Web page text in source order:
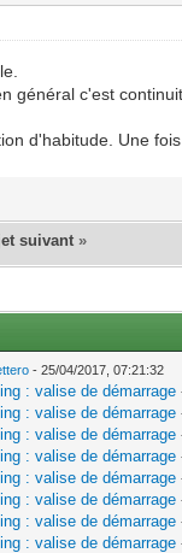
général c'est
d'habitude. Une
suivant »
- 25/04/2017, 07:21:32
: valise de démarrage
: valise de démarrage
: valise de démarrage
: valise de démarrage
: valise de démarrage
: valise de démarrage
: valise de démarrage
: valise de démarrage